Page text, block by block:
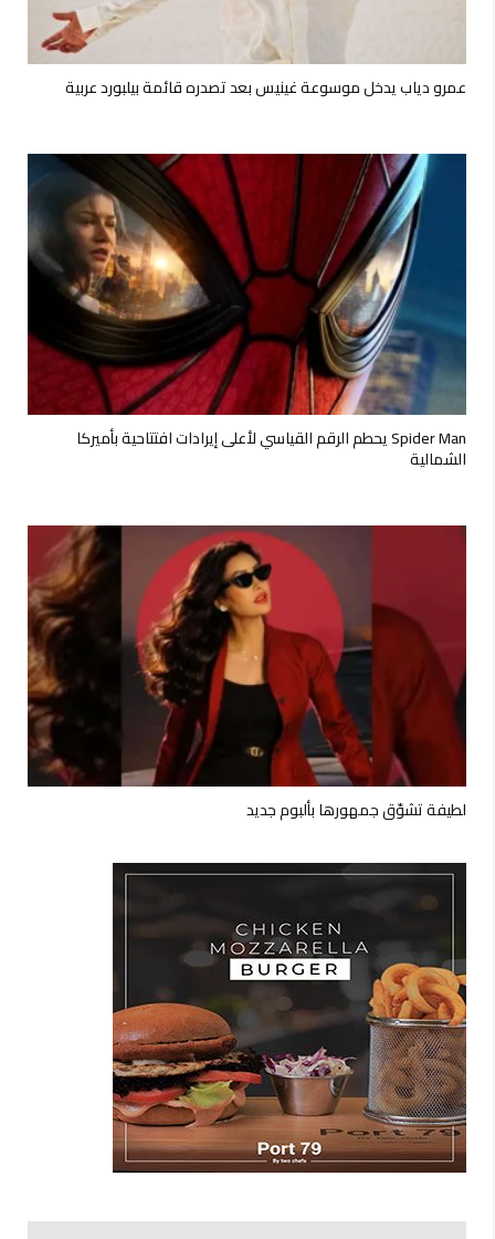
عمرو دياب يدخل موسوعة غينيس بعد تصدره قائمة بيلبورد عربية
Spider Man يحطم الرقم القياسي لأعلى إيرادات افتتاحية بأميركا
الشمالية
لطيفة تشوّق جمهورها بألبوم جديد